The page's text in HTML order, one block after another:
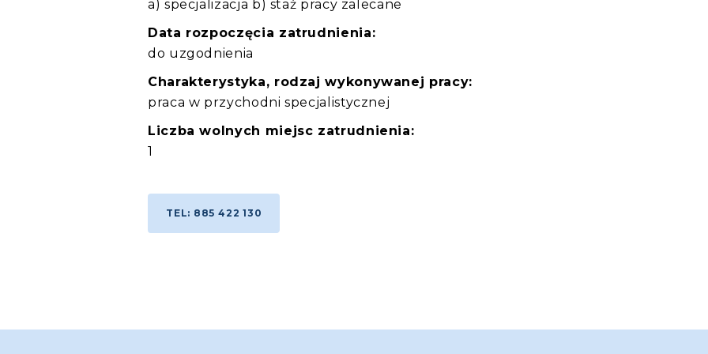
a) specjalizacja b) staż pracy zalecane
Data rozpoczęcia zatrudnienia:
do uzgodnienia
Charakterystyka, rodzaj wykonywanej pracy:
praca w przychodni specjalistycznej
Liczba wolnych miejsc zatrudnienia:
1
TEL: 885 422 130